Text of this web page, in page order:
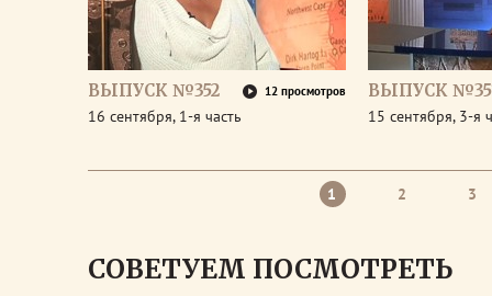
ВЫПУСК №352 12 просмотров
16 сентября, 1-я часть
ВЫПУСК
15 сентября, 3-я
1 2 3
СОВЕТУЕМ ПОСМОТРЕТЬ